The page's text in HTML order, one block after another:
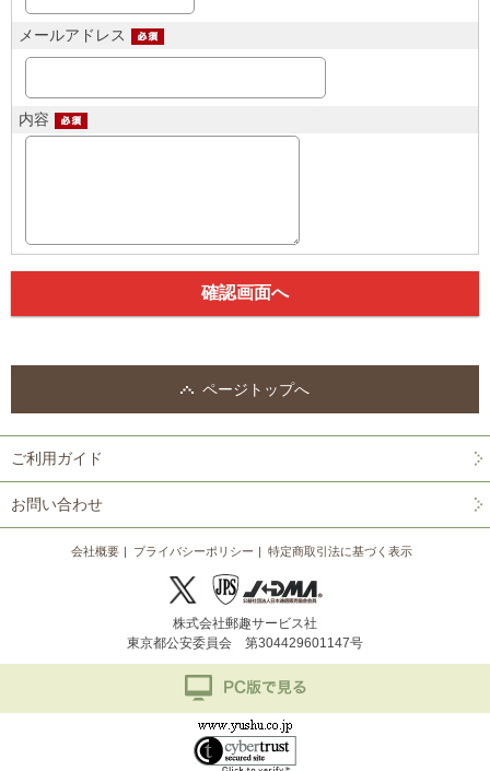
メールアドレス
内容
ページトップへ
ご利用ガイド
お問い合わせ
会社概要 プライバシーポリシー 特定商取引法に基づく表示
株式会社郵趣サービス社
東京都公安委員会 第304429601147号